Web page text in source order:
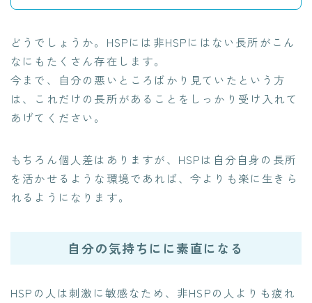
どうでしょうか。HSPには非HSPにはない長所がこん
なにもたくさん存在します。
今まで、自分の悪いところばかり見ていたという方
は、これだけの長所があることをしっかり受け入れて
あげてください。
もちろん個人差はありますが、HSPは自分自身の長所
を活かせるような環境であれば、今よりも楽に生きら
れるようになります。
自分の気持ちにに素直になる
HSPの人は刺激に敏感なため、非HSPの人よりも疲れ